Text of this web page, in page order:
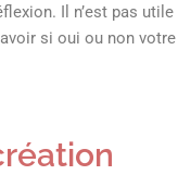
Il n’est pas
si oui ou non